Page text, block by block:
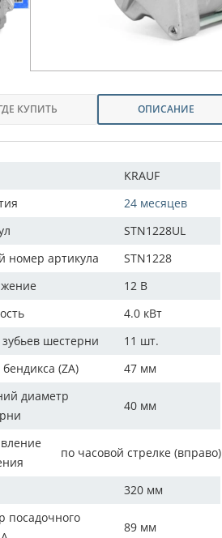
КУПИТЬ ОПИСАНИЕ
KRAUF
24 месяцев
STN1228UL
номер артикула
STN1228
12 В
4.0 кВт
шестерни
11 шт.
(ZA)
47 мм
диаметр
40 мм
по часовой стрелке (вправо)
320 мм
посадочного
89 мм